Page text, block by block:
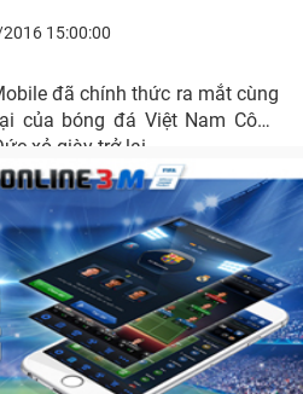
15:00:00
đã chính thức ra mắt cùng
của bóng đá Việt Nam Công
xỏ giày trở lại.